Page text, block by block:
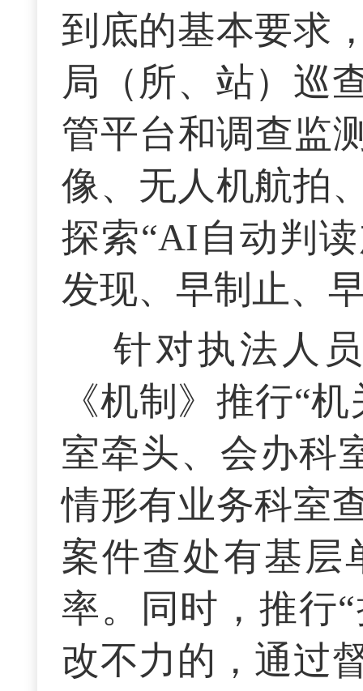
到底的基本要求
局（所、站）巡
管平台和调查监
像、无人机航拍
探索“AI自动判
发现、早制止、
针对执法人
《机制》推行“
室牵头、会办科
情形有业务科室
案件查处有基层
率。同时，推行
改不力的，通过